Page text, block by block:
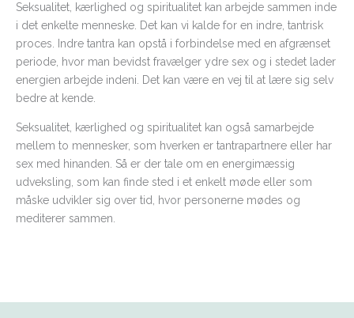
Seksualitet, kærlighed og spiritualitet kan arbejde sammen inde
i det enkelte menneske. Det kan vi kalde for en indre, tantrisk
proces. Indre tantra kan opstå i forbindelse med en afgrænset
periode, hvor man bevidst fravælger ydre sex og i stedet lader
energien arbejde indeni. Det kan være en vej til at lære sig selv
bedre at kende.
Seksualitet, kærlighed og spiritualitet kan også samarbejde
mellem to mennesker, som hverken er tantrapartnere eller har
sex med hinanden. Så er der tale om en energimæssig
udveksling, som kan finde sted i et enkelt møde eller som
måske udvikler sig over tid, hvor personerne mødes og
mediterer sammen.